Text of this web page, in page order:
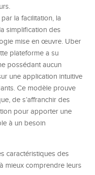
la facilitation, la
simplification des
mise en œuvre. Uber
plateforme a su
possédant aucun
une application intuitive
Ce modèle prouve
de s’affranchir des
pour apporter une
à un besoin
caractéristiques des
mieux comprendre leurs